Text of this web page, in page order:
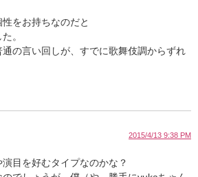
をお持ちなのだと
。
の言い回しが、すでに歌舞伎調からずれ
2015/4/13 9:38 PM
目を好むタイプなのかな？